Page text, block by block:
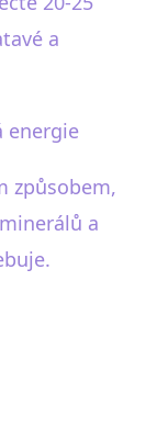
a
energie
způsobem,
a